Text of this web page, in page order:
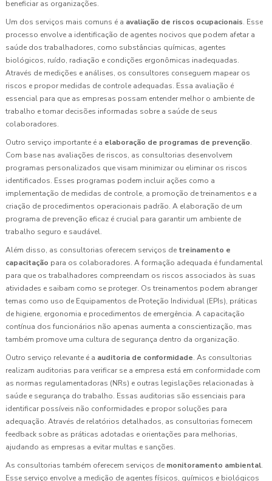
beneficiar as organizações.
Um dos serviços mais comuns é a avaliação de riscos ocupacionais. Esse
processo envolve a identificação de agentes nocivos que podem afetar a
saúde dos trabalhadores, como substâncias químicas, agentes
biológicos, ruído, radiação e condições ergonômicas inadequadas.
Através de medições e análises, os consultores conseguem mapear os
riscos e propor medidas de controle adequadas. Essa avaliação é
essencial para que as empresas possam entender melhor o ambiente de
trabalho e tomar decisões informadas sobre a saúde de seus
colaboradores.
Outro serviço importante é a elaboração de programas de prevenção.
Com base nas avaliações de riscos, as consultorias desenvolvem
programas personalizados que visam minimizar ou eliminar os riscos
identificados. Esses programas podem incluir ações como a
implementação de medidas de controle, a promoção de treinamentos e a
criação de procedimentos operacionais padrão. A elaboração de um
programa de prevenção eficaz é crucial para garantir um ambiente de
trabalho seguro e saudável.
Além disso, as consultorias oferecem serviços de treinamento e
capacitação para os colaboradores. A formação adequada é fundamental
para que os trabalhadores compreendam os riscos associados às suas
atividades e saibam como se proteger. Os treinamentos podem abranger
temas como uso de Equipamentos de Proteção Individual (EPIs), práticas
de higiene, ergonomia e procedimentos de emergência. A capacitação
contínua dos funcionários não apenas aumenta a conscientização, mas
também promove uma cultura de segurança dentro da organização.
Outro serviço relevante é a auditoria de conformidade. As consultorias
realizam auditorias para verificar se a empresa está em conformidade com
as normas regulamentadoras (NRs) e outras legislações relacionadas à
saúde e segurança do trabalho. Essas auditorias são essenciais para
identificar possíveis não conformidades e propor soluções para
adequação. Através de relatórios detalhados, as consultorias fornecem
feedback sobre as práticas adotadas e orientações para melhorias,
ajudando as empresas a evitar multas e sanções.
As consultorias também oferecem serviços de monitoramento ambiental.
Esse serviço envolve a medição de agentes físicos, químicos e biológicos